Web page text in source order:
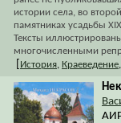
истории села, во
памятниках усадьбы
Тексты
многочисленными
История Краеведение